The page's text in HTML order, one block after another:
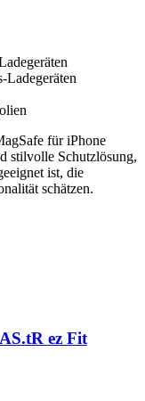
Ladegeräten
für iPhone
stilvolle Schutzlösung,
ist, die
schätzen.
ez Fit